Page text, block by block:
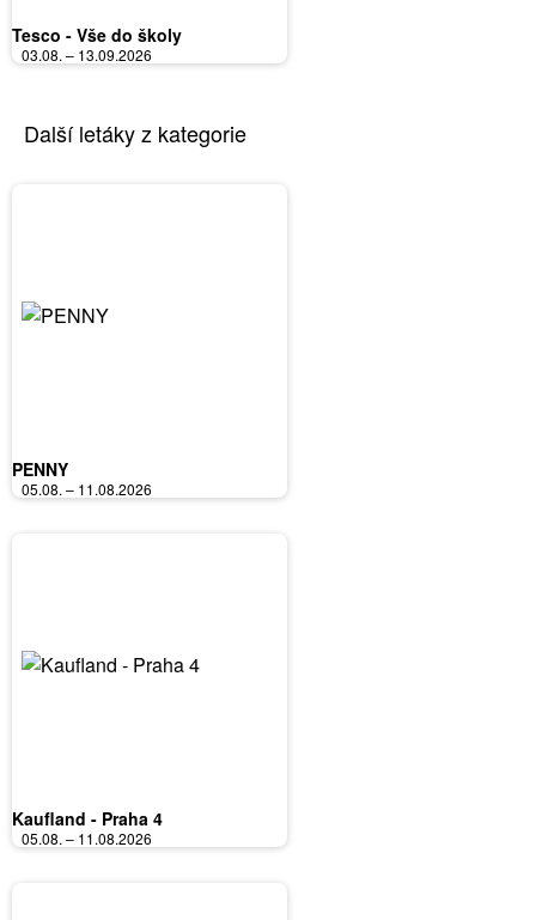
Tesco - Vše do školy
03.08. – 13.09.2026
Další letáky z kategorie
PENNY
05.08. – 11.08.2026
Kaufland - Praha 4
05.08. – 11.08.2026